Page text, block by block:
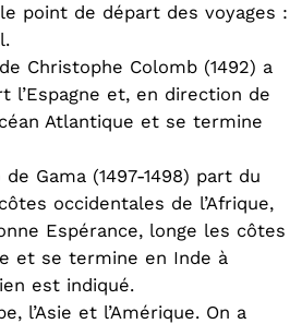
point de départ des voyages :
Christophe Colomb (1492) a
l’Espagne et, en direction de
Atlantique et se termine
Gama (1497-1498) part du
occidentales de l’Afrique,
Espérance, longe les côtes
et se termine en Inde à
est indiqué.
l’Asie et l’Amérique. On a